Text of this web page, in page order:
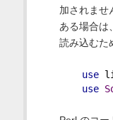
加されませ
ある場合は
読み込むた
use
use